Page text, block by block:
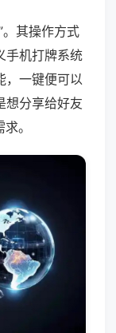
。其操作方式
手机打牌系统
，一键便可以
想分享给好友
。